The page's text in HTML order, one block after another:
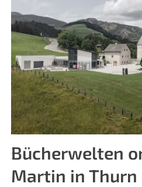
Bücherwelten
Martin in Thurn